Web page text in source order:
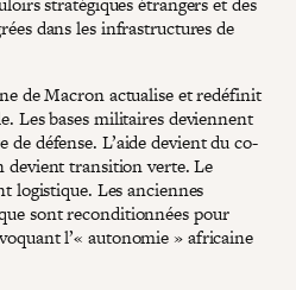
dans les infrastructures de
de Macron actualise et redéfinit
Les bases militaires deviennent
défense. L’aide devient du co-
devient transition verte. Le
logistique. Les anciennes
sont reconditionnées pour
l’« autonomie » africaine